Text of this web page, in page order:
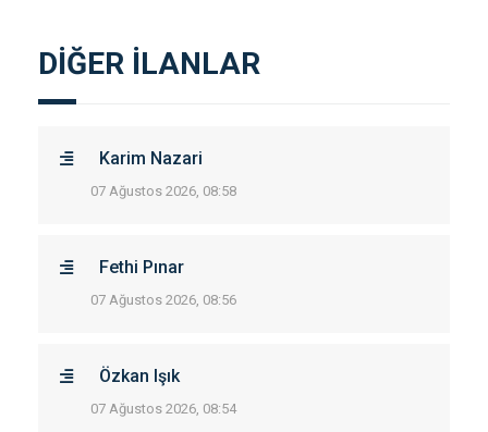
DİĞER İLANLAR
Karim Nazari
07 Ağustos 2026, 08:58
Fethi Pınar
07 Ağustos 2026, 08:56
Özkan Işık
07 Ağustos 2026, 08:54